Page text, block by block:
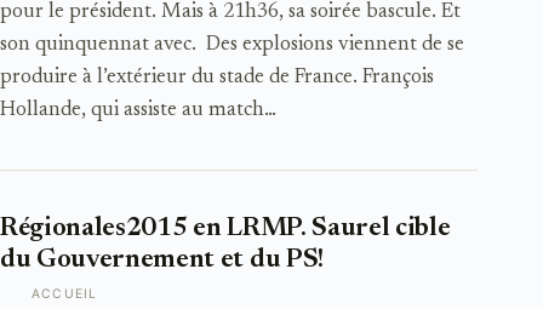
pour le président. Mais à 21h36, sa soirée bascule. Et
son quinquennat avec. Des explosions viennent de se
produire à l’extérieur du stade de France. François
Hollande, qui assiste au match…
ACCUEIL
Régionales2015 en LRMP. Saurel cible
du Gouvernement et du PS!